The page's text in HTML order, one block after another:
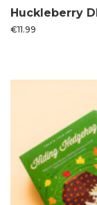
Huckleberry
€11.99